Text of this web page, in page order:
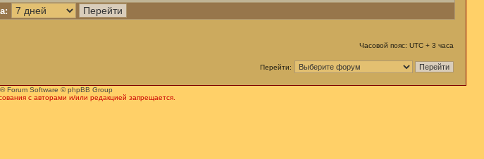
Часовой пояс: UTC + 3 часа
Перейти:
® Forum Software © phpBB Group
с авторами и/или редакцией запрещается.